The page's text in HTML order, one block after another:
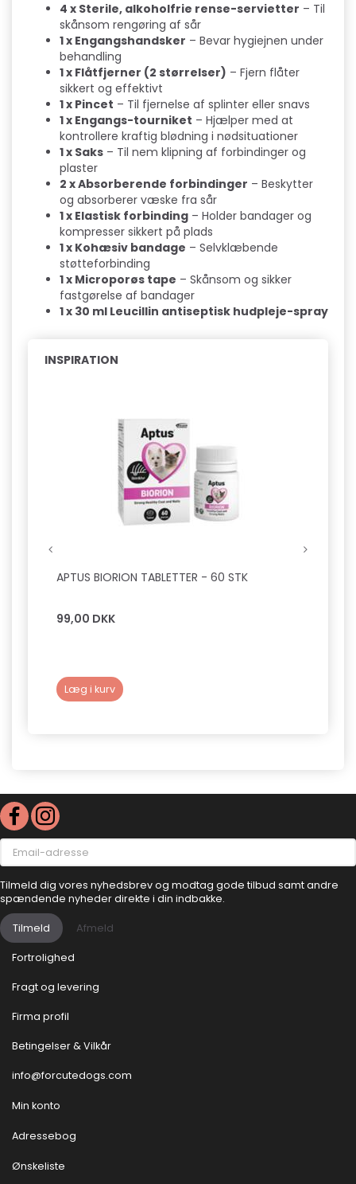
4 x Sterile, alkoholfrie rense-servietter – Til
skånsom rengøring af sår
1 x Engangshandsker – Bevar hygiejnen under
behandling
1 x Flåtfjerner (2 størrelser) – Fjern flåter
sikkert og effektivt
1 x Pincet – Til fjernelse af splinter eller snavs
1 x Engangs-tourniket – Hjælper med at
kontrollere kraftig blødning i nødsituationer
1 x Saks – Til nem klipning af forbindinger og
plaster
2 x Absorberende forbindinger – Beskytter
og absorberer væske fra sår
1 x Elastisk forbinding – Holder bandager og
kompresser sikkert på plads
1 x Kohæsiv bandage – Selvklæbende
støtteforbinding
1 x Microporøs tape – Skånsom og sikker
fastgørelse af bandager
1 x 30 ml Leucillin antiseptisk hudpleje-spray
INSPIRATION
APTUS BIORION TABLETTER - 60 STK
99,00 DKK
Læg i kurv
Email-
adresse
Tilmeld dig vores nyhedsbrev og modtag gode tilbud samt andre
spændende nyheder direkte i din indbakke.
Tilmeld Afmeld
Fortrolighed
Fragt og levering
Firma profil
Betingelser & Vilkår
info@forcutedogs.com
Min konto
Adressebog
Ønskeliste